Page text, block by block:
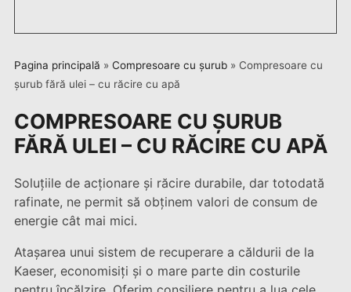
Pagina principală » Compresoare cu șurub » Compresoare cu
șurub fără ulei – cu răcire cu apă
COMPRESOARE CU ȘURUB
FĂRĂ ULEI – CU RĂCIRE CU APĂ
Soluțiile de acționare și răcire durabile, dar totodată
rafinate, ne permit să obținem valori de consum de
energie cât mai mici.
Atașarea unui sistem de recuperare a căldurii de la
Kaeser, economisiți și o mare parte din costurile